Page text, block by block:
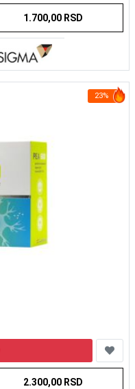
1.700,00 RSD
23%
2.300,00 RSD